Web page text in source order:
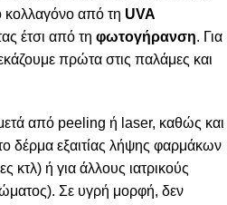
κολλαγόνο από τη UVA
έτσι από τη φωτογήρανση. Για
πρώτα στις παλάμες και
από peeling ή laser, καθώς και
δέρμα εξαιτίας λήψης φαρμάκων
κτλ) ή για άλλους ιατρικούς
Σε υγρή μορφή, δεν